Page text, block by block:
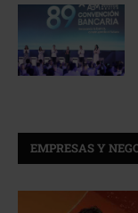
EMPRESAS Y